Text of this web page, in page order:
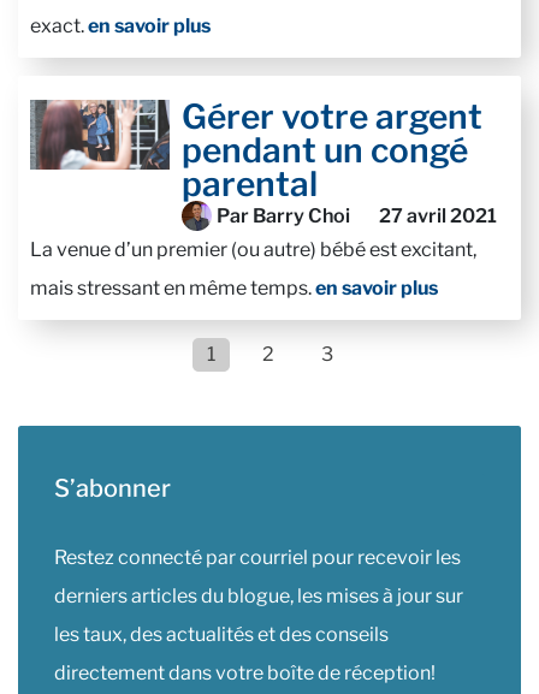
exact.en savoir plus
Gérer votre argent
pendant un congé
parental
Par Barry Choi
27 avril 2021
La venue d’un premier (ou autre) bébé est excitant,
mais stressant en même temps.en savoir plus
1 2 3
S’abonner
Restez connecté par courriel pour recevoir les
derniers articles du blogue, les mises à jour sur
les taux, des actualités et des conseils
directement dans votre boîte de réception!